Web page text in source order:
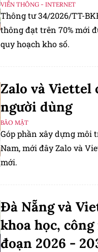
VIỄN THÔNG - INTERNET
Thông tư 34/2026/TT-
thông đạt trên 70% mới
quy hoạch kho số.
Zalo và Viettel
người dùng
BẢO MẬT
Góp phần xây dựng môi
Nam, mới đây Zalo và
mới.
Đà Nẵng và
khoa học,
đoạn 2026 -